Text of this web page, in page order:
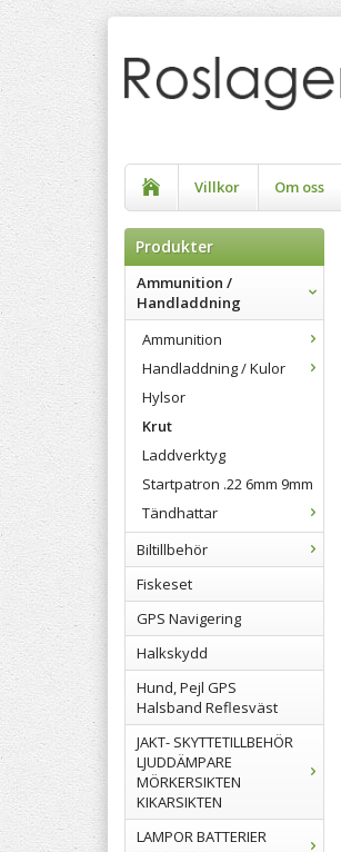
Villkor Om oss
Produkter
Ammunition /
Handladdning
Ammunition
Handladdning / Kulor
Hylsor
Krut
Laddverktyg
Startpatron .22 6mm 9mm
Tändhattar
Biltillbehör
Fiskeset
GPS Navigering
Halkskydd
Hund, Pejl GPS
Halsband Reflesväst
JAKT- SKYTTETILLBEHÖR
LJUDDÄMPARE
MÖRKERSIKTEN
KIKARSIKTEN
LAMPOR BATTERIER